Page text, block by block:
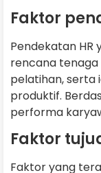
Faktor
Pendekatan HR
rencana tenaga
pelatihan, serta
produktif.
performa
Faktor
Faktor yang